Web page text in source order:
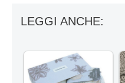
LEGGI ANCHE: